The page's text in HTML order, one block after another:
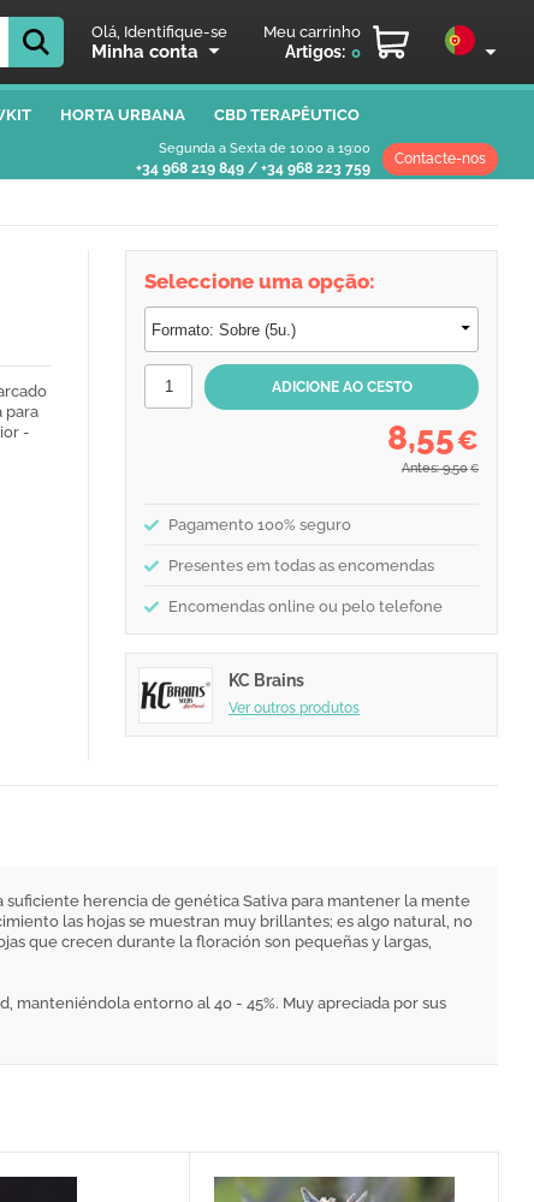
Olá, Identifique-se
Minha conta
Meu carrinho
Artigos: 0
HORTA URBANA CBD TERAPÊUTICO
Segunda a Sexta de 10:00 a 19:00
+34 968 219 849 / +34 968 223 759
Contacte-nos
para
-
Seleccione uma opção:
8,55€
Antes: 9,50 €
Pagamento 100% seguro
Presentes em todas as encomendas
Encomendas online ou pelo telefone
KC Brains
Ver outros produtos
suficiente herencia de genética Sativa para mantener la mente
las hojas se muestran muy brillantes; es algo natural, no
que crecen durante la floración son pequeñas y largas,
manteniéndola entorno al 40 - 45%. Muy apreciada por sus